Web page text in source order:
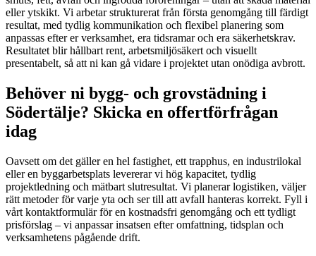
eller ytskikt. Vi arbetar strukturerat från första genomgång till färdigt
resultat, med tydlig kommunikation och flexibel planering som
anpassas efter er verksamhet, era tidsramar och era säkerhetskrav.
Resultatet blir hållbart rent, arbetsmiljösäkert och visuellt
presentabelt, så att ni kan gå vidare i projektet utan onödiga avbrott.
Behöver ni bygg- och grovstädning i
Södertälje? Skicka en offertförfrågan
idag
Oavsett om det gäller en hel fastighet, ett trapphus, en industrilokal
eller en byggarbetsplats levererar vi hög kapacitet, tydlig
projektledning och mätbart slutresultat. Vi planerar logistiken, väljer
rätt metoder för varje yta och ser till att avfall hanteras korrekt. Fyll i
vårt kontaktformulär för en kostnadsfri genomgång och ett tydligt
prisförslag – vi anpassar insatsen efter omfattning, tidsplan och
verksamhetens pågående drift.